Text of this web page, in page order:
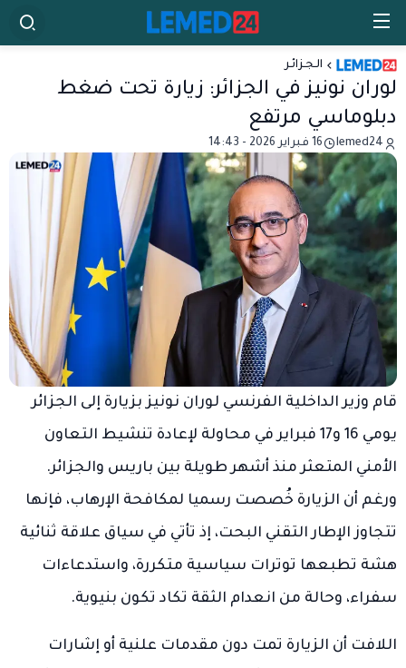
الـجـزائـر
لوران نونيز في الجزائر: زيارة تحت ضغط
دبلوماسي مرتفع
lemed24 16 فبراير 2026 - 14:43
قام وزير الداخلية الفرنسي لوران نونيز بزيارة إلى الجزائر
يومي 16 و17 فبراير في محاولة لإعادة تنشيط التعاون
الأمني المتعثر منذ أشهر طويلة بين باريس والجزائر.
ورغم أن الزيارة خُصصت رسميا لمكافحة الإرهاب، فإنها
تتجاوز الإطار التقني البحت، إذ تأتي في سياق علاقة ثنائية
هشة تطبعها توترات سياسية متكررة، واستدعاءات
سفراء، وحالة من انعدام الثقة تكاد تكون بنيوية.
اللافت أن الزيارة تمت دون مقدمات علنية أو إشارات